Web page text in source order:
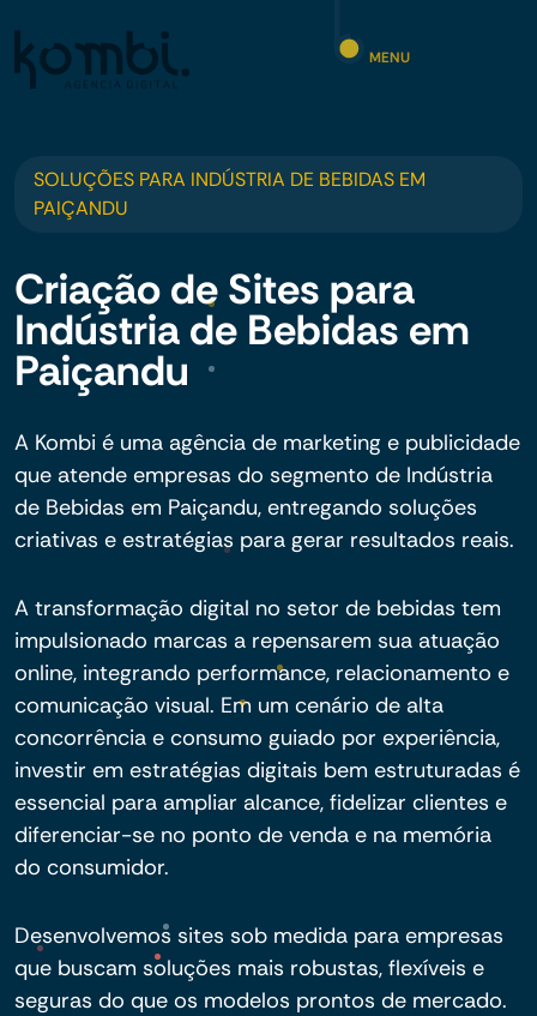
MENU
SOLUÇÕES PARA INDÚSTRIA DE BEBIDAS EM
PAIÇANDU
Criação de Sites para
Indústria de Bebidas em
Paiçandu
A Kombi é uma agência de marketing e publicidade
que atende empresas do segmento de Indústria
de Bebidas em Paiçandu, entregando soluções
criativas e estratégias para gerar resultados reais.
A transformação digital no setor de bebidas tem
impulsionado marcas a repensarem sua atuação
online, integrando performance, relacionamento e
comunicação visual. Em um cenário de alta
concorrência e consumo guiado por experiência,
investir em estratégias digitais bem estruturadas é
essencial para ampliar alcance, fidelizar clientes e
diferenciar-se no ponto de venda e na memória
do consumidor.
Desenvolvemos sites sob medida para empresas
que buscam soluções mais robustas, flexíveis e
seguras do que os modelos prontos de mercado.